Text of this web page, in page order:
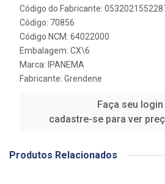
Código do Fabricante:
Código: 70856
Código NCM: 64022000
Embalagem: CX\6
Marca: IPANEMA
Fabricante: Grendene
Faça seu login
cadastre-se para ver
Produtos Relacionados